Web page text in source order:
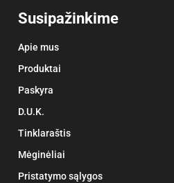
Susipažinkime
Apie mus
Produktai
Paskyra
D.U.K.
Tinklaraštis
Mėginėliai
Pristatymo sąlygos